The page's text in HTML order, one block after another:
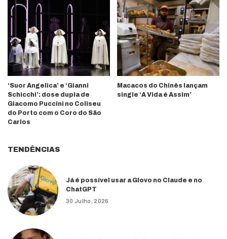
‘Suor Angelica’ e ‘Gianni
Schicchi’: dose dupla de
Giacomo Puccini no Coliseu
do Porto com o Coro do São
Carlos
Macacos do Chinês lançam
single ‘A Vida é Assim’
TENDÊNCIAS
Já é possível usar a Glovo no Claude e no
ChatGPT
30 Julho, 2026